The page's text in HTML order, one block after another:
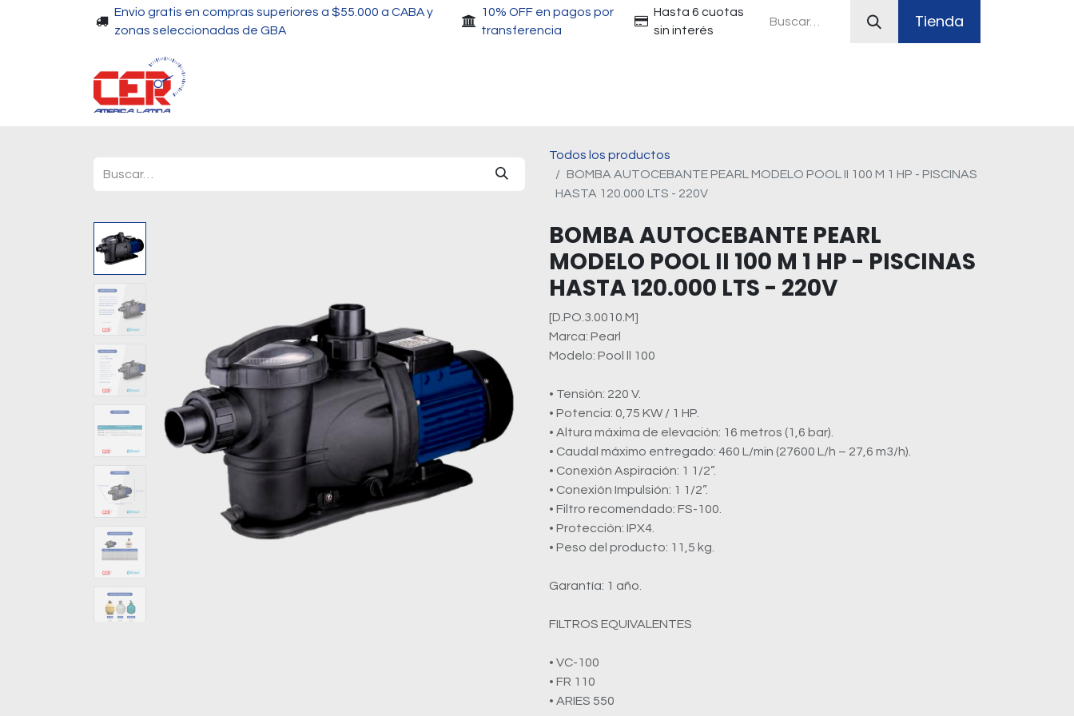
Envio gratis en compras superiores a $55.000 a CABA y
zonas seleccionadas de GBA
10% OFF en pagos por
transferencia
Hasta 6 cuotas
sin interés
Tienda
Todos los productos
BOMBA AUTOCEBANTE PEARL MODELO POOL II 100 M 1 HP - PISCINAS
HASTA 120.000 LTS - 220V
BOMBA AUTOCEBANTE PEARL
MODELO POOL II 100 M 1 HP - PISCINAS
HASTA 120.000 LTS - 220V
[D.PO.3.0010.M]
Marca: Pearl
Modelo: Pool ll 100
• Tensión: 220 V.
• Potencia: 0,75 KW / 1 HP.
• Altura máxima de elevación: 16 metros (1,6 bar).
• Caudal máximo entregado: 460 L/min (27600 L/h – 27,6 m3/h).
• Conexión Aspiración: 1 1/2”.
• Conexión Impulsión: 1 1/2”.
• Filtro recomendado: FS-100.
• Protección: IPX4.
• Peso del producto: 11,5 kg.
Garantía: 1 año.
FILTROS EQUIVALENTES
• VC-100
• FR 110
• ARIES 550